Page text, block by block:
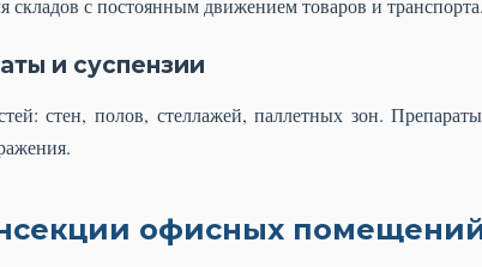
складов с постоянным движением товаров и транспорта.
и суспензии
стен, полов, стеллажей, паллетных зон.
офисных